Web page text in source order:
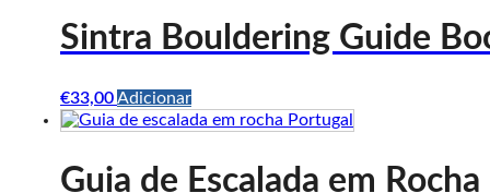
Sintra Bouldering Guide
€33,00Adicionar
Guia de Escalada em